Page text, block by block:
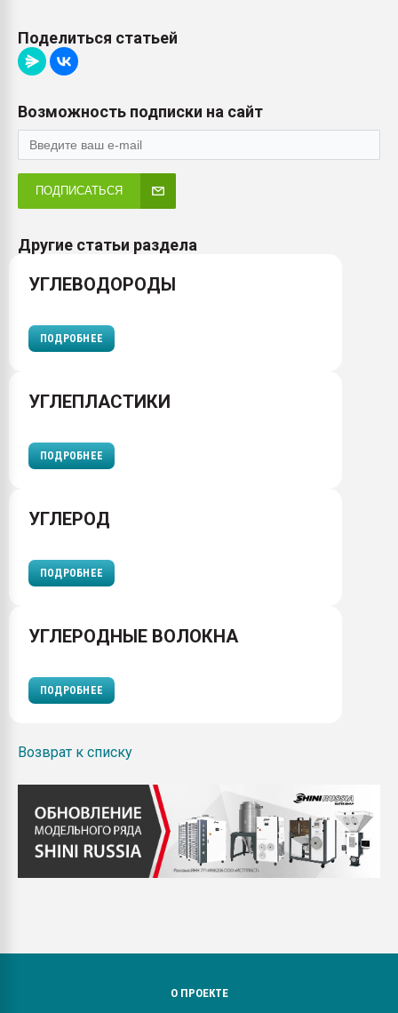
Поделиться статьей
Возможность подписки на сайт
ПОДПИСАТЬСЯ
Другие статьи раздела
УГЛЕВОДОРОДЫ
ПОДРОБНЕЕ
УГЛЕПЛАСТИКИ
ПОДРОБНЕЕ
УГЛЕРОД
ПОДРОБНЕЕ
УГЛЕРОДНЫЕ ВОЛОКНА
ПОДРОБНЕЕ
Возврат к списку
О ПРОЕКТЕ